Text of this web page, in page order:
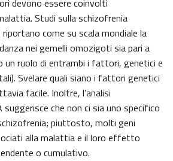
devono essere coinvolti
Studi sulla schizofrenia
come su scala mondiale la
nei gemelli omozigoti sia pari a
un ruolo di entrambi i fattori, genetici e
Svelare quali siano i fattori genetici
facile. Inoltre, l’analisi
che non ci sia uno specifico
piuttosto, molti geni
alla malattia e il loro effetto
o cumulativo.